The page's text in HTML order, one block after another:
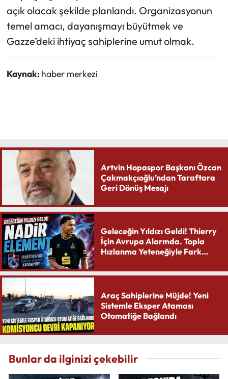
açık olacak şekilde planlandı. Organizasyonun
temel amacı, dayanışmayı büyütmek ve
Gazze’deki ihtiyaç sahiplerine umut olmak.
Kaynak: haber merkezi
Artvin Hopaspor Başkanı Özcan
Çakmakçıoğlu’ndan Taraftara
Geri Dönüş Mesajı
Geleceğin Yıldızı Geldi! Thierry
İçin Avrupa Alarmda. Topla
Hızlanma Yeteneğiyle Fark
Araç Sahiplerine Müjde! Yeni
Sistemle Eksper Ataması
Otomatiğe Bağlandı
Bunlar da ilginizi çekebilir